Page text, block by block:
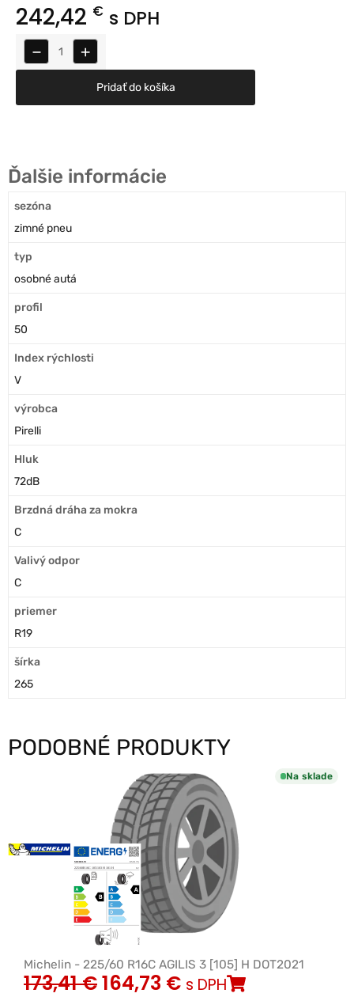
242,42 € s DPH
− +
Pridať do košíka
Ďalšie informácie
sezóna
zimné pneu
typ
osobné autá
profil
50
Index rýchlosti
V
výrobca
Pirelli
Hluk
72dB
Brzdná dráha za mokra
C
Valivý odpor
C
priemer
R19
šírka
265
PODOBNÉ PRODUKTY
Na sklade
Michelin - 225/60 R16C AGILIS 3 [105] H DOT2021
173,41€164,73 € s DPH